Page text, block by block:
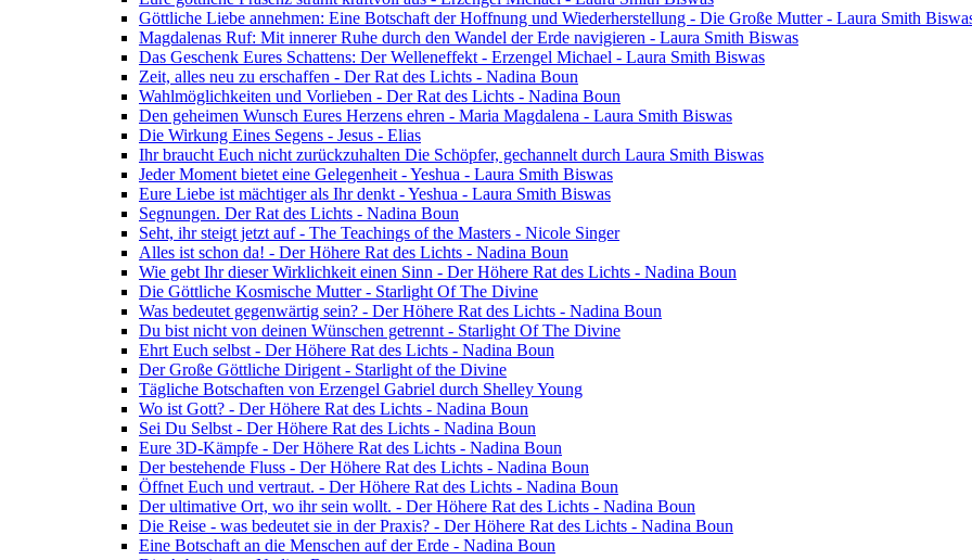
Göttliche Liebe annehmen: Eine Botschaft der Hoffnung und Wiederherstellung - Die Große Mutter - Laura Smith
Magdalenas Ruf: Mit innerer Ruhe durch den Wandel der Erde navigieren - Laura Smith Biswas
Das Geschenk Eures Schattens: Der Welleneffekt - Erzengel Michael - Laura Smith Biswas
Zeit, alles neu zu erschaffen - Der Rat des Lichts - Nadina Boun
Wahlmöglichkeiten und Vorlieben - Der Rat des Lichts - Nadina Boun
Den geheimen Wunsch Eures Herzens ehren - Maria Magdalena - Laura Smith Biswas
Die Wirkung Eines Segens - Jesus - Elias
Ihr braucht Euch nicht zurückzuhalten Die Schöpfer, gechannelt durch Laura Smith Biswas
Jeder Moment bietet eine Gelegenheit - Yeshua - Laura Smith Biswas
Eure Liebe ist mächtiger als Ihr denkt - Yeshua - Laura Smith Biswas
Segnungen. Der Rat des Lichts - Nadina Boun
Seht, ihr steigt jetzt auf - The Teachings of the Masters - Nicole Singer
Alles ist schon da! - Der Höhere Rat des Lichts - Nadina Boun
Wie gebt Ihr dieser Wirklichkeit einen Sinn - Der Höhere Rat des Lichts - Nadina Boun
Die Göttliche Kosmische Mutter - Starlight Of The Divine
Was bedeutet gegenwärtig sein? - Der Höhere Rat des Lichts - Nadina Boun
Du bist nicht von deinen Wünschen getrennt - Starlight Of The Divine
Ehrt Euch selbst - Der Höhere Rat des Lichts - Nadina Boun
Der Große Göttliche Dirigent - Starlight of the Divine
Tägliche Botschaften von Erzengel Gabriel durch Shelley Young
Wo ist Gott? - Der Höhere Rat des Lichts - Nadina Boun
Sei Du Selbst - Der Höhere Rat des Lichts - Nadina Boun
Eure 3D-Kämpfe - Der Höhere Rat des Lichts - Nadina Boun
Der bestehende Fluss - Der Höhere Rat des Lichts - Nadina Boun
Öffnet Euch und vertraut. - Der Höhere Rat des Lichts - Nadina Boun
Der ultimative Ort, wo ihr sein wollt. - Der Höhere Rat des Lichts - Nadina Boun
Die Reise - was bedeutet sie in der Praxis? - Der Höhere Rat des Lichts - Nadina Boun
Eine Botschaft an die Menschen auf der Erde - Nadina Boun